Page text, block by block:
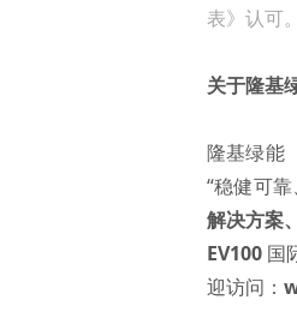
表》认可。
关于隆基
隆基绿能
“稳健可
解决方案、
EV100 国
迎访问：